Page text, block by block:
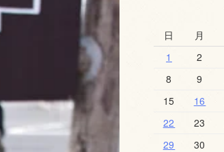
日
月
1
2
8
9
15
16
22
23
29
30